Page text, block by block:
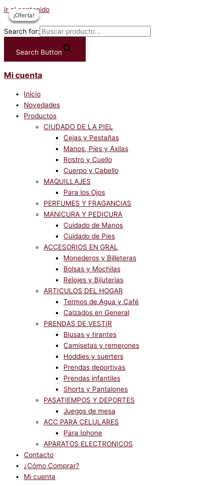
Ir al contenido
Search for:
Search Button
Mi cuenta
Inicio
Novedades
Productos
CIUDADO DE LA PIEL
Cejas y Pestañas
Manos, Pies y Axilas
Rostro y Cuello
Cuerpo y Cabello
MAQUILLAJES
Para los Ojos
PERFUMES Y FRAGANCIAS
MANICURA Y PEDICURA
Cuidado de Manos
Cuidado de Pies
ACCESORIOS EN GRAL
Monederos y Billeteras
Bolsas y Mochilas
Relojes y Bijuterias
ARTICULOS DEL HOGAR
Termos de Agua y Café
Calzados en General
PRENDAS DE VESTIR
Blusas y tirantes
Camisetas y remerones
Hoddies y suerters
Prendas deportivas
Prendas infantiles
Shorts y Pantalones
PASATIEMPOS Y DEPORTES
Juegos de mesa
ACC PARA CELULARES
Para Iphone
APARATOS ELECTRONICOS
Contacto
¿Cómo Comprar?
Mi cuenta
¡Oferta!
¡Oferta!
¡Oferta!
¡Oferta!